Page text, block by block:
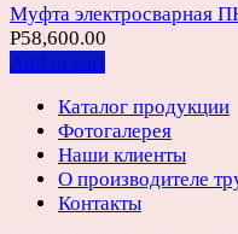
Муфта электросварная
Р58,600.00
Add to cart
Каталог продукции
Фотогалерея
Наши клиенты
О производителе
Контакты